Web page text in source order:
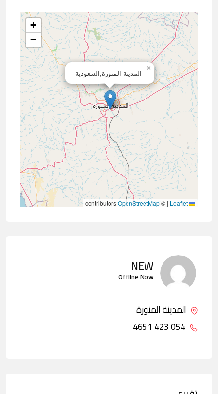
المدينة المنورة,السعودية
×
+
−
|
©
OpenStreetMap
NEW
Offline Now
المدينة المنورة